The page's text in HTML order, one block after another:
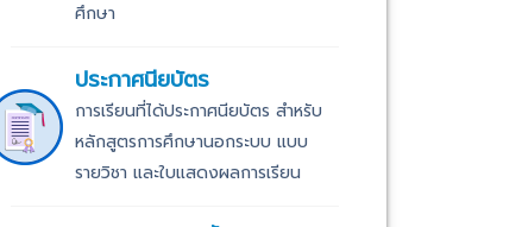
ศึกษา
ประกาศนียบัตร
การเรียนที่ได้ประกาศนียบัตร สำหรับ
หลักสูตรการศึกษานอกระบบ แบบ
รายวิชา และใบแสดงผลการเรียน